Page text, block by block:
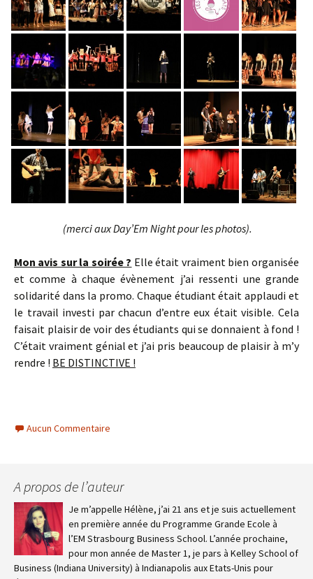
(merci aux Day’Em Night pour les photos).
Mon avis sur la soirée ? Elle était vraiment bien organisée
et comme à chaque évènement j’ai ressenti une grande
solidarité dans la promo. Chaque étudiant était applaudi et
le travail investi par chacun d’entre eux était visible. Cela
faisait plaisir de voir des étudiants qui se donnaient à fond !
C’était vraiment génial et j’ai pris beaucoup de plaisir à m’y
rendre ! BE DISTINCTIVE !
Aucun Commentaire
A propos de l’auteur
Je m’appelle Hélène, j’ai 21 ans et je suis actuellement
en première année du Programme Grande Ecole à
l’EM Strasbourg Business School. L’année prochaine,
pour mon année de Master 1, je pars à Kelley School of
Business (Indiana University) à Indianapolis aux Etats-Unis pour